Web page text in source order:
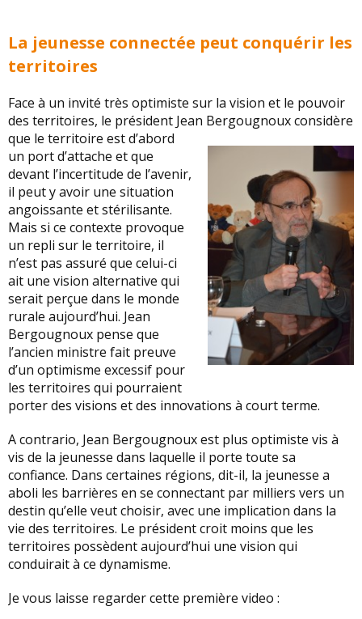
La jeunesse connectée peut conquérir les
territoires
Face à un invité très optimiste sur la vision et le pouvoir
des territoires, le président Jean Bergougnouxconsidère
que le territoire est d’abord
un port d’attache et que
devant l’incertitude de l’avenir,
il peut y avoir une situation
angoissante et stérilisante.
Mais si ce contexte provoque
un repli sur le territoire, il
n’est pas assuré que celui-ci
ait une vision alternative qui
serait perçue dans le monde
rurale aujourd’hui. Jean
Bergougnoux pense que
l’ancien ministre fait preuve
d’un optimisme excessif pour
les territoires qui pourraient
porter des visions et des innovations à court terme.
A contrario, Jean Bergougnoux est plus optimiste vis à
vis de la jeunesse dans laquelle il porte toute sa
confiance. Dans certaines régions, dit-il, la jeunesse a
aboli les barrières en se connectant par milliers vers un
destin qu’elle veut choisir, avec une implication dans la
vie des territoires. Le président croit moins que les
territoires possèdent aujourd’hui une vision qui
conduirait à ce dynamisme.
Je vous laisse regarder cette première video :